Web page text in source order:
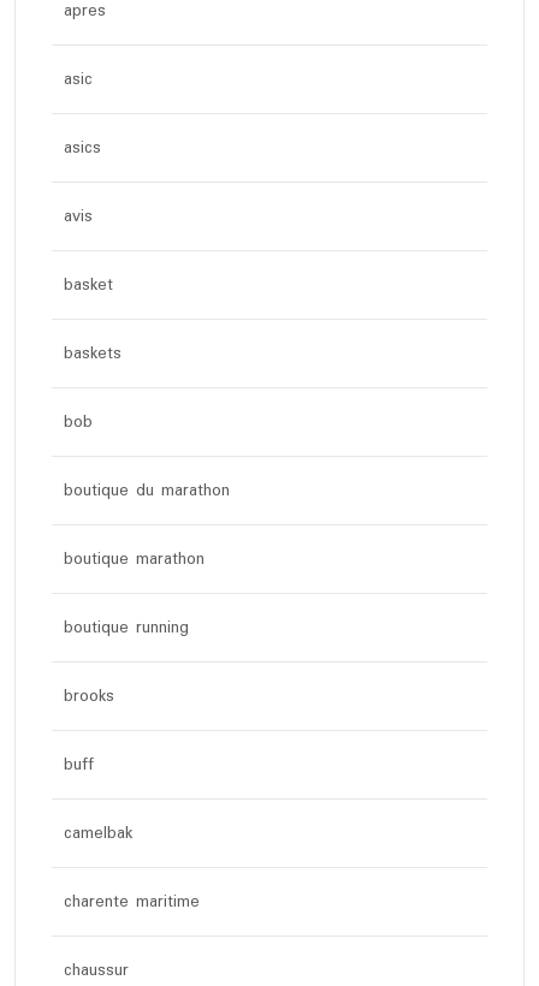
apres
asic
asics
avis
basket
baskets
bob
boutique du marathon
boutique marathon
boutique running
brooks
buff
camelbak
charente maritime
chaussur